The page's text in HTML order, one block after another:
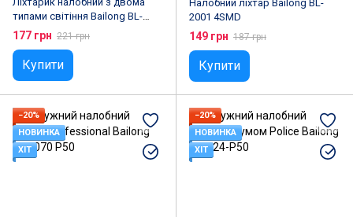
типами світіння Bailong BL-
1801A/1804A
177 грн 221 грн
Купити
Налобний ліхтар Bailong BL-
2001 4SMD
149 грн 187 грн
Купити
−20%
НОВИНКА
ХІТ
−20%
НОВИНКА
ХІТ